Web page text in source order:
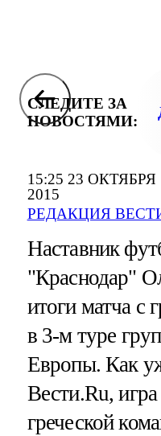
15:25 23 ОКТЯБРЯ
2015
РЕДАКЦИЯ
СЛЕДИТЕ ЗА
НОВОСТЯМИ:
Наставник
"Краснодар"
итоги матча
в 3-м туре
Европы. Как
Вести.Ru,
греческой